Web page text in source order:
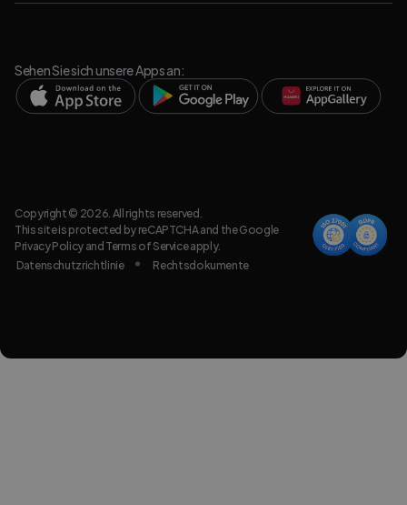
Sehen Sie sich unsere Apps an:
Copyright © 2026. All rights reserved.
This site is protected by reCAPTCHA and the Google
Privacy Policyand Terms of Serviceapply.
Datenschutzrichtlinie
Rechtsdokumente